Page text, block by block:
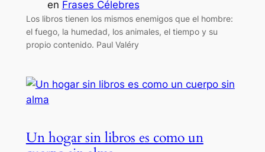
en Frases Célebres
Los libros tienen los mismos enemigos que el hombre:
el fuego, la humedad, los animales, el tiempo y su
propio contenido. Paul Valéry
Un hogar sin libros es como un